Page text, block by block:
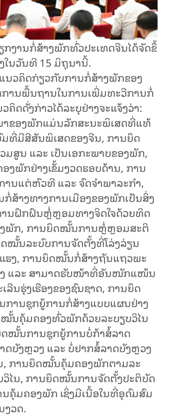
ກ​ງານ​ກໍ່​ສ້າງ​ພັກ​ທົ່ວ​ປະ​ເທດ​ຈີນ​ໄດ້​ຈັດ​ຂຶ້​
ນ​ວັນ​ທີ 15 ມິ​ຖຸ​ນາ​ນີ້.
ນວ​ຄິດ​​ກ່ຽວ​ກັບ​ການກໍ່​ສ້າງ​ພັກ​ຂອງ​
ານ​ພື້ນ​ຖານ​ໃນ​ການ​ເພີ່ມ​ທະ​ວີ​ການ​ກໍ່​
ດ​ດັ່ງ​ກ່າວ​ໄດ້​ລະ​ບຸ​ຢ່າງ​ຈະ​ແຈ້ງ​ວ່າ:
ຂອງ​ພັກ​ແມ່ນ​ລັກ​ສະ​ນະ​ພິ​ເສດ​ທີ່​ແທ້​
ທີ່​ມີ​ສີ​ສັນ​ພິ​ເສດ​ຂອງ​ຈີນ, ການ​ຍຶດ​
ສູນ ແລະ ເປັນ​ເອ​ກະ​ພາບ​ຂອງ​ພັກ,
ພັກ​ຢ່າງ​ເຂັ້ມ​ງວດ​ຮອບ​ດ້ານ, ການ​
ນ​ແຕ່​ຫົວ​ທີ ແລະ ຈົດ​ຈຳ​ພາ​ລະ​ກຳ,
ສ້າງ​ທາງ​ການ​ເມືອງ​ຂອງ​ພັກ​ເປັນ​ສິ່ງ​
ນ​ຝຶກ​ຝົນຫຼໍ່ຫຼອມ​ທາງ​ຈິດ​ໃຈ​ດ້ວຍ​ທິດ​
ງ​ພັກ, ການ​ຍຶດ​ໝັ້ນການຫຼໍ່ຫຼອມ​ສະ​ຕິ​
ໝັ້ນ​ລະ​ບົບ​ການ​ຈັດ​ຕັ້ງ​ທີ່​ໂລ່ງ​ລ່ຽນ
ຮງ, ການ​ຍຶດ​ໝັ້ນ​ກໍ່​ສ້າງ​ຖັນ​ແຖວ​ພະ​
ແລະ ​ສາ​ມາດ​ຮັບ​ໜ້າ​ທີ່​ອັນ​ໜັກ​ແໜ້ນ​
ນ​ຮຸ່ງ​ເຮືອງ​ຂອງ​ຊົນ​ຊາດ, ການ​ຍຶດ​
ການ​ຊຸກ​ຍູ້​ການ​ກໍ່​ສ້າງ​ແບບ​ແຜນ​ຢ່າງ​
ນ​ຄຸ້ມ​ຄອງ​ທົ່ວ​ພັກ​ດ້ວຍ​ລະ​ບຽບວິ​ໄນ​
ໝັ້ນ​ການ​ຊຸກ​ຍູ້​ການ​​ບໍ່​ກ້າ​ສໍ້​ລາດ​
ດ​ບັງຫຼວງ ແລະ ບໍ່​ຢາກ​ສໍ້​ລາດ​ບັງຫຼວງ​
, ການ​ຍຶດ​ໝັ້ນ​ຄຸ້ມ​ຄອງ​ພັກ​ຕາມ​ລະ​
ວິ​ໄນ, ການ​ຍຶດ​ໝັ້ນ​ການ​ຈັດ​ຕັ້ງ​ປະ​ຕິ​ບັດ​
ຄຸ້​ມ​ຄອງ​ພັກ ເຊິ່ງ​ມີ​ເນື້ອ​ໃນ​ທີ່​ອຸ​ດົມ​ສົມ​
ງວດ.